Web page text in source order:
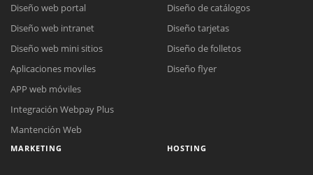
Diseño web portal
Diseño web intranet
Diseño web mini sitios
Aplicaciones moviles
APP web móviles
Integración Webpay Plus
Mantención Web
Diseño de catálogos
Diseño tarjetas
Diseño de folletos
Diseño flyer
MARKETING HOSTING